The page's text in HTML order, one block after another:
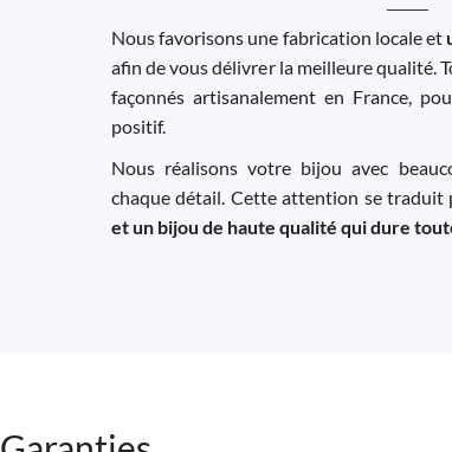
Nous favorisons une fabrication locale et
afin de vous délivrer la meilleure qualité.
façonnés artisanalement en France,
positif.
Nous réalisons votre bijou avec
chaque détail. Cette attention se traduit
et un bijou de haute qualité qui dure